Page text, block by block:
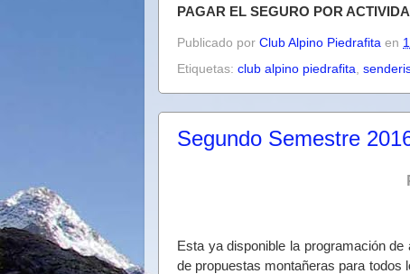
PAGAR EL SEGURO POR
Publicado por Club Alpino Piedrafita en
Etiquetas: club alpino piedrafita,
Segundo Semestre
Esta ya disponible la programación
de propuestas montañeras para todos